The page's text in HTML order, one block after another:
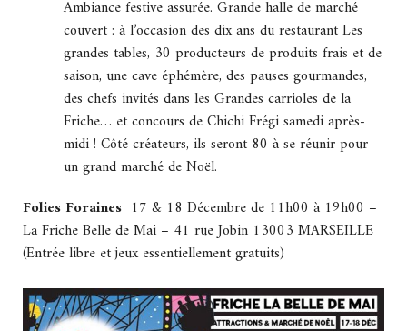
Ambiance festive assurée. Grande halle de marché
couvert : à l’occasion des dix ans du restaurant Les
grandes tables, 30 producteurs de produits frais et de
saison, une cave éphémère, des pauses gourmandes,
des chefs invités dans les Grandes carrioles de la
Friche… et concours de Chichi Frégi samedi après-
midi ! Côté créateurs, ils seront 80 à se réunir pour
un grand marché de Noël.
Folies Foraines 17 & 18 Décembre de 11h00 à 19h00 –
La Friche Belle de Mai – 41 rue Jobin 13003 MARSEILLE
(Entrée libre et jeux essentiellement gratuits)